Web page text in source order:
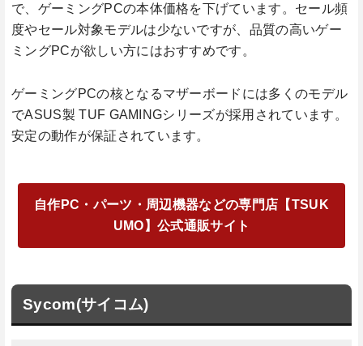
で、ゲーミングPCの本体価格を下げています。セール頻
度やセール対象モデルは少ないですが、品質の高いゲー
ミングPCが欲しい方にはおすすめです。
ゲーミングPCの核となるマザーボードには多くのモデル
でASUS製 TUF GAMINGシリーズが採用されています。
安定の動作が保証されています。
自作PC・パーツ・周辺機器などの専門店【TSUK
UMO】公式通販サイト
Sycom(サイコム)